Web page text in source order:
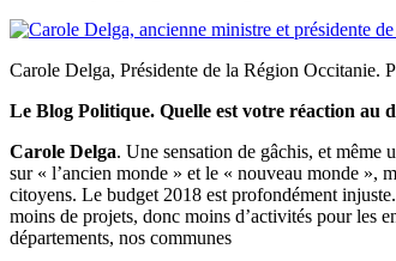
Carole Delga, Présidente de la Région Occitanie.
Le Blog Politique. Quelle est votre réaction au
Carole Delga. Une sensation de gâchis, et même
sur « l’ancien monde » et le « nouveau monde »,
citoyens. Le budget 2018 est profondément
moins de projets, donc moins d’activités pour les
départements, nos communes